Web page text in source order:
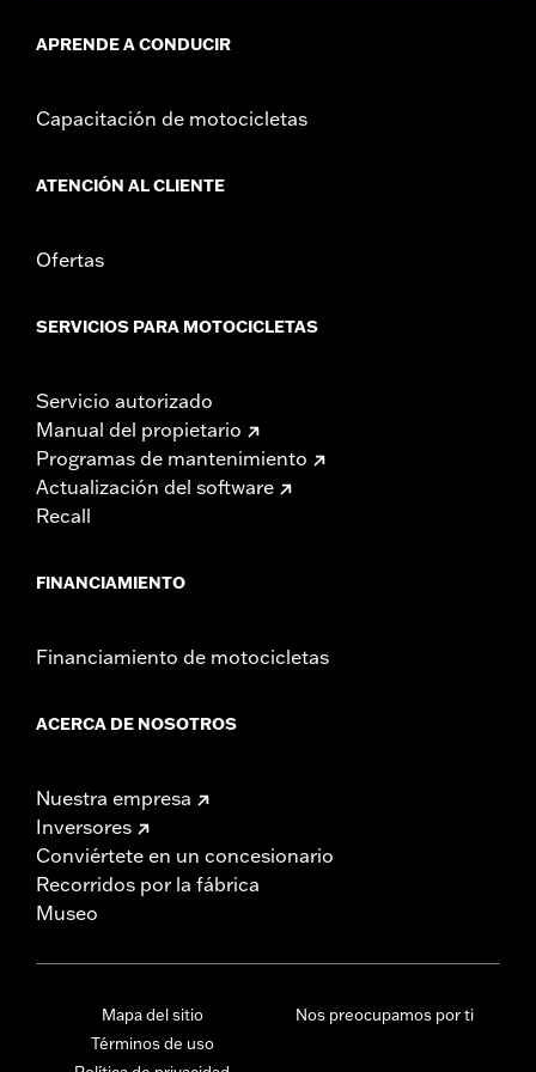
APRENDE A CONDUCIR
Capacitación de motocicletas
ATENCIÓN AL CLIENTE
Ofertas
SERVICIOS PARA MOTOCICLETAS
Servicio autorizado
Manual del propietario
Programas de mantenimiento
Actualización del software
Recall
FINANCIAMIENTO
Financiamiento de motocicletas
ACERCA DE NOSOTROS
Nuestra empresa
Inversores
Conviértete en un concesionario
Recorridos por la fábrica
Museo
Mapa del sitio
Términos de uso
Nos preocupamos por ti